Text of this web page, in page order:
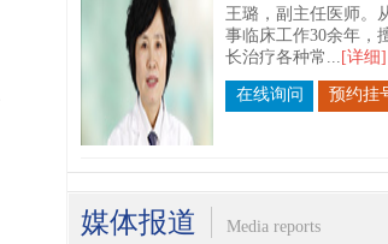
苗春宇
苗春宇，沈阳肤康医院
春中医药大学...[详细]
媒体报道 Media reports